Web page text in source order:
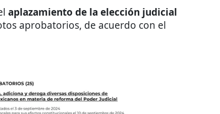
aplazamiento de la elección judicial
aprobatorios, de acuerdo con el